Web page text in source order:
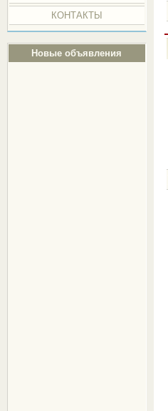
КОНТАКТЫ
Новые объявления